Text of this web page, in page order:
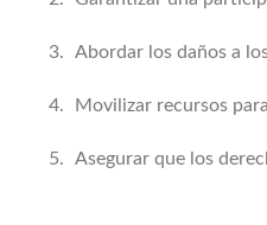
Abordar los daños a
Movilizar recursos
Asegurar que los